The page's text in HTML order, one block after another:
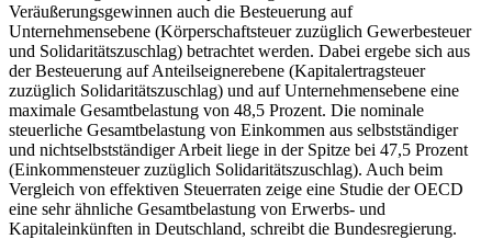
Veräußerungsgewinnen auch die Besteuerung auf
Unternehmensebene (Körperschaftsteuer zuzüglich Gewerbesteuer
und Solidaritätszuschlag) betrachtet werden. Dabei ergebe sich aus
der Besteuerung auf Anteilseignerebene (Kapitalertragsteuer
zuzüglich Solidaritätszuschlag) und auf Unternehmensebene eine
maximale Gesamtbelastung von 48,5 Prozent. Die nominale
steuerliche Gesamtbelastung von Einkommen aus selbstständiger
und nichtselbstständiger Arbeit liege in der Spitze bei 47,5 Prozent
(Einkommensteuer zuzüglich Solidaritätszuschlag). Auch beim
Vergleich von effektiven Steuerraten zeige eine Studie der OECD
eine sehr ähnliche Gesamtbelastung von Erwerbs- und
Kapitaleinkünften in Deutschland, schreibt die Bundesregierung.